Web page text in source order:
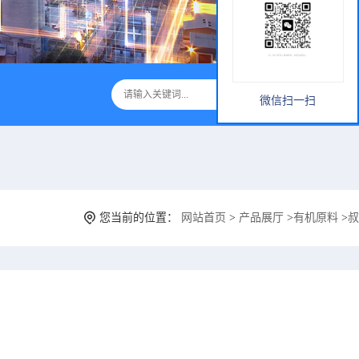
您当前的位置： 网站首页 > 产品展厅 >有机原料 >
微信扫一扫